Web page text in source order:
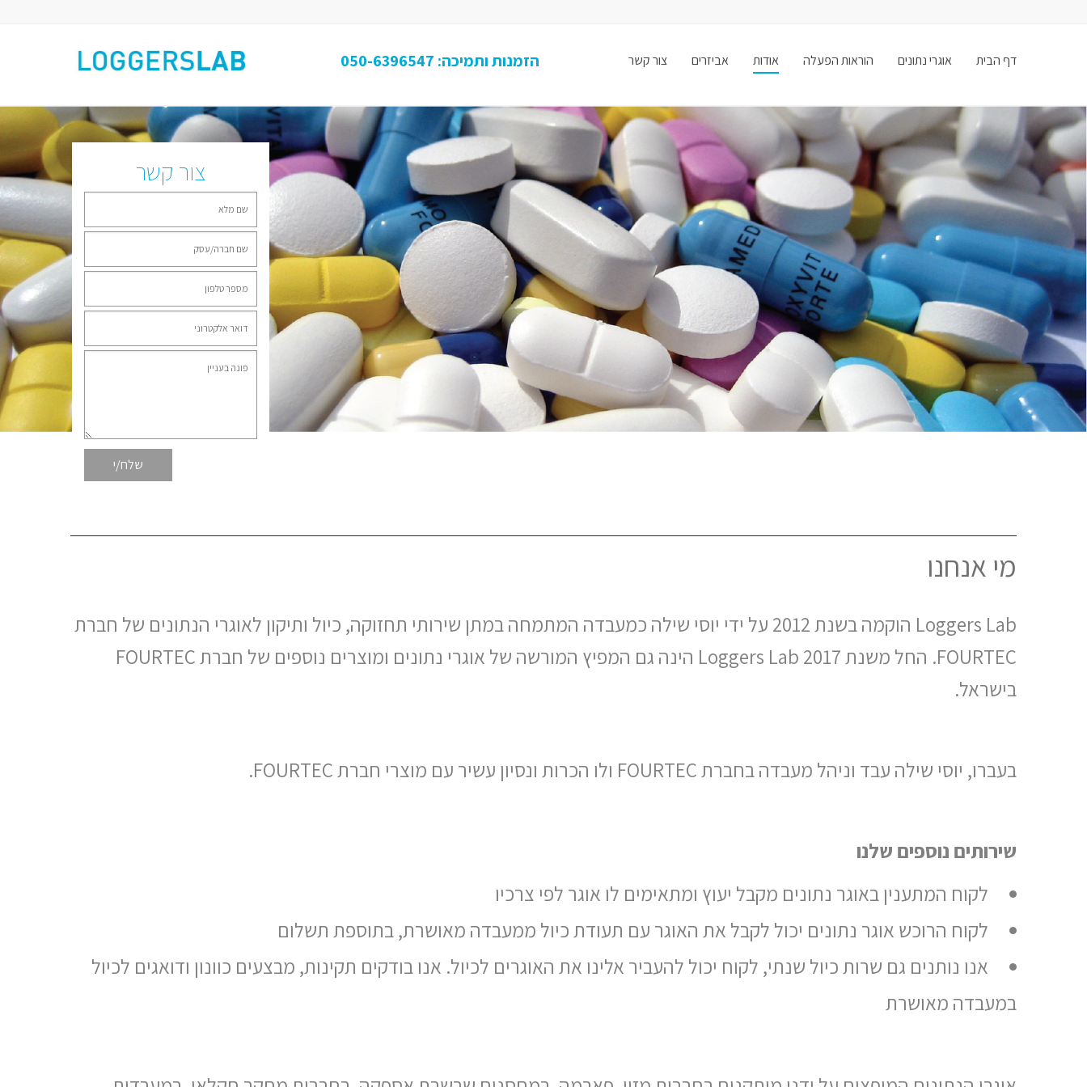
דף הבית אוגרי נתונים הוראות הפעלה אודות אביזרים צור קשר הזמנות ותמיכה: 050-6396547
צור קשר
מי אנחנו
Loggers Lab הוקמה בשנת 2012 על ידי יוסי שילה כמעבדה המתמחה במתן שירותי תחזוקה, כיול ותיקון לאוגרי הנתונים של חברת
FOURTEC. החל משנת 2017 Loggers Lab הינה גם המפיץ המורשה של אוגרי נתונים ומוצרים נוספים של חברת FOURTEC
בישראל.
בעברו, יוסי שילה עבד וניהל מעבדה בחברת FOURTEC ולו הכרות ונסיון עשיר עם מוצרי חברת FOURTEC.
שירותים נוספים שלנו
לקוח המתענין באוגר נתונים מקבל יעוץ ומתאימים לו אוגר לפי צרכיו
לקוח הרוכש אוגר נתונים יכול לקבל את האוגר עם תעודת כיול ממעבדה מאושרת, בתוספת תשלום
אנו נותנים גם שרות כיול שנתי, לקוח יכול להעביר אלינו את האוגרים לכיול. אנו בודקים תקינות, מבצעים כוונון ודואגים לכיול
במעבדה מאושרת